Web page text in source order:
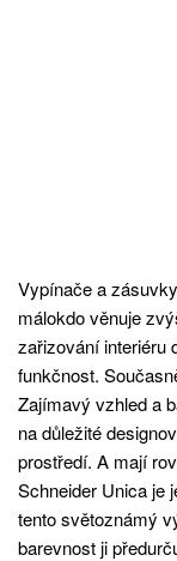
Vypínače a
málokdo věnuje
zařizování interiéru
funkčnost.
Zajímavý vzhled a
na důležité
prostředí. A mají
Schneider Unicaje
tento světoznámý
barevnost ji